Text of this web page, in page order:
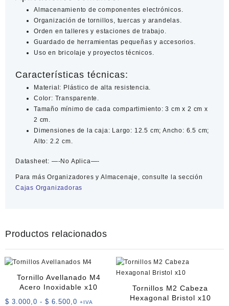
Almacenamiento de componentes electrónicos.
Organización de tornillos, tuercas y arandelas.
Orden en talleres y estaciones de trabajo.
Guardado de herramientas pequeñas y accesorios.
Uso en bricolaje y proyectos técnicos.
Características técnicas:
Material: Plástico de alta resistencia.
Color: Transparente.
Tamaño mínimo de cada compartimiento: 3 cm x 2 cm x
2 cm.
Dimensiones de la caja: Largo: 12.5 cm; Ancho: 6.5 cm;
Alto: 2.2 cm.
Datasheet: —-No Aplica—-
Para másOrganizadores y Almacenaje
, consulte la sección
Cajas Organizadoras
Productos relacionados
Tornillo Avellanado M4
Acero Inoxidable x10
$ 3.000,0 - $ 6.500,0 Rango
+IVA
Tornillos M2 Cabeza
Hexagonal Bristol x10